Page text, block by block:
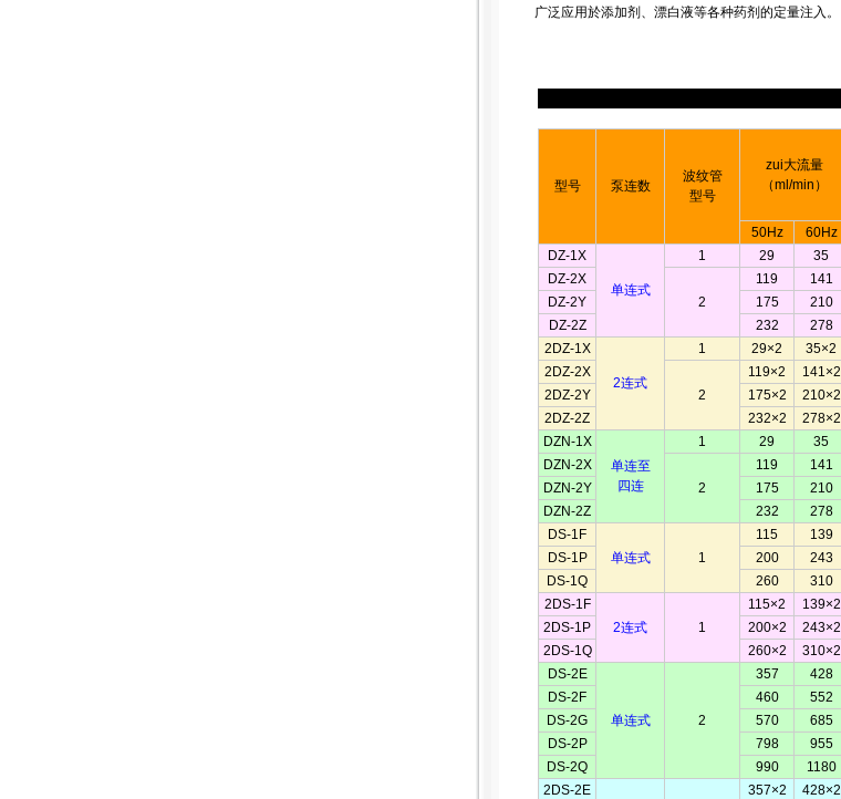
广泛应用於添加剂、漂白液等各种药剂的定量注入。
型号 泵连数
波纹管
型号
zui大流量
（ml/min）
50Hz 60Hz
DZ-1X
单连式
1 29 35
DZ-2X
2
119 141
DZ-2Y
175 210
DZ-2Z
232 278
2DZ-1X
2连式
1 29×2 35×2
2DZ-2X
2
119×2 141×2
2DZ-2Y
175×2 210×2
2DZ-2Z
232×2 278×2
DZN-1X
单连至
四连
1 29 35
DZN-2X
2
119 141
DZN-2Y
175 210
DZN-2Z
232 278
DS-1F
单连式
1
115 139
DS-1P 200 243
DS-1Q
260 310
2DS-1F
2连式
1
115×2 139×2
2DS-1P
200×2 243×2
2DS-1Q
260×2 310×2
DS-2E
单连式 2
357 428
DS-2F
460 552
DS-2G
570 685
DS-2P
798 955
DS-2Q
990 1180
2DS-2E
357×2 428×2